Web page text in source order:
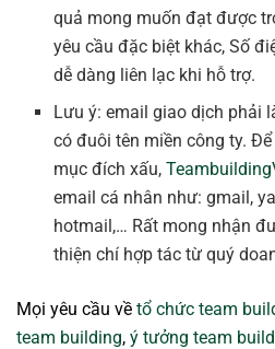
quả mong muốn đạt được
yêu cầu đặc biệt khác, Số
dễ dàng liên lạc khi hỗ trợ.
Lưu ý: email giao dịch phải
có đuôi tên miền công ty.
mục đích xấu,
email cá nhân như: gmail,
hotmail,… Rất mong nhận
thiện chí hợp tác từ quý
Mọi yêu cầu về tổ chức team
team building, ý tưởng team